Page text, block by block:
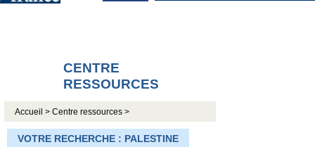
CENTRE
RESSOURCES
Accueil >Centre ressources >
VOTRE RECHERCHE : PALESTINE